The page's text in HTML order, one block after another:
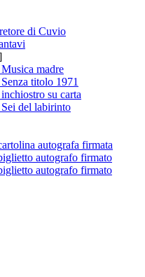
di Cuvio
madre
titolo 1971
su carta
del labirinto
autografa firmata
autografo firmato
autografo firmato